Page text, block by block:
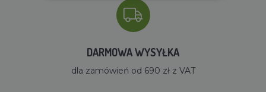
DARMOWA WYSYŁKA
dla zamówień od 690 zł z VAT